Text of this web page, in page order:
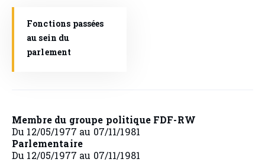
Fonctions passées
au sein du
parlement
Membre du groupe politique FDF-RW
Du 12/05/1977 au 07/11/1981
Parlementaire
Du 12/05/1977 au 07/11/1981